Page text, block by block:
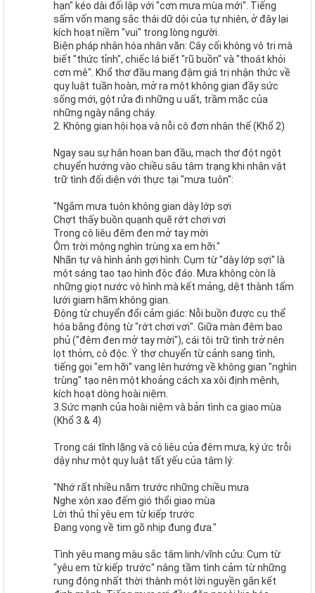
hạn" kéo dài đối lập với "cơn mưa mùa mới". Tiếng
sấm vốn mang sắc thái dữ dội của tự nhiên, ở đây lại
kích hoạt niềm "vui" trong lòng người.
Biện pháp nhân hóa nhân văn: Cây cối không vô tri mà
biết "thức tỉnh", chiếc lá biết "rũ buồn" và "thoát khỏi
cơn mê". Khổ thơ đầu mang đậm giá trị nhận thức về
quy luật tuần hoàn, mở ra một không gian đầy sức
sống mới, gột rửa đi những u uất, trầm mặc của
những ngày nắng cháy.
2. Không gian hội họa và nỗi cô đơn nhân thế (Khổ 2)
Ngay sau sự hân hoan ban đầu, mạch thơ đột ngột
chuyển hướng vào chiều sâu tâm trạng khi nhân vật
trữ tình đối diện với thực tại "mưa tuôn":
"Ngắm mưa tuôn không gian dày lớp sợi
Chợt thấy buồn quạnh quẽ rớt chơi vơi
Trong cô liêu đêm đen mở tay mời
Ôm trời mộng nghìn trùng xa em hỡi."
Nhãn tự và hình ảnh gợi hình: Cụm từ "dày lớp sợi" là
một sáng tạo tạo hình độc đáo. Mưa không còn là
những giọt nước vô hình mà kết mảng, dệt thành tấm
lưới giam hãm không gian.
Động từ chuyển đổi cảm giác: Nỗi buồn được cụ thể
hóa bằng động từ "rớt chơi vơi". Giữa màn đêm bao
phủ ("đêm đen mở tay mời"), cái tôi trữ tình trở nên
lọt thỏm, cô độc. Ý thơ chuyển từ cảnh sang tình,
tiếng gọi "em hỡi" vang lên hướng về không gian "nghìn
trùng" tạo nên một khoảng cách xa xôi định mệnh,
kích hoạt dòng hoài niệm.
3.Sức mạnh của hoài niệm và bản tình ca giao mùa
(Khổ 3 & 4)
Trong cái tĩnh lặng và cô liêu của đêm mưa, ký ức trỗi
dậy như một quy luật tất yếu của tâm lý:
"Nhớ rất nhiều năm trước những chiều mưa
Nghe xôn xao đếm gió thổi giao mùa
Lời thủ thỉ yêu em từ kiếp trước
Đang vọng về tim gõ nhịp đung đưa."
Tình yêu mang màu sắc tâm linh/vĩnh cửu: Cụm từ
"yêu em từ kiếp trước" nâng tầm tình cảm từ những
rung động nhất thời thành một lời nguyền gắn kết